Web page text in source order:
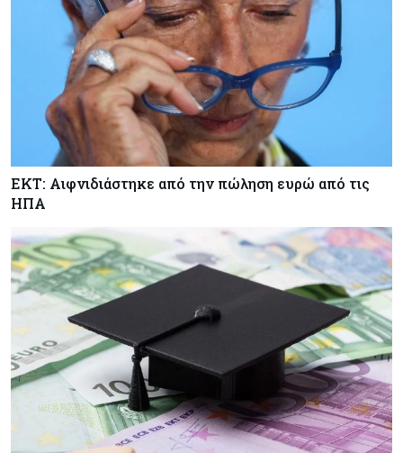
ΕΚΤ: Αιφνιδιάστηκε από την πώληση ευρώ από τις
ΗΠΑ